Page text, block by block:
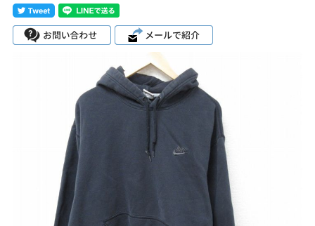
ラルフ ローレン ザ・ノース・フェ
イス
カーハート ディッキーズ
アディダス ナイキ
リーバイス ラッセル・アスレ
チック